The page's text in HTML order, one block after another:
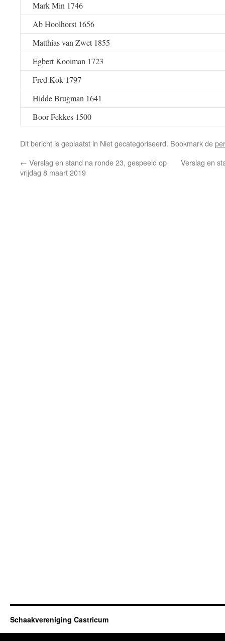
Mark Min 1746
Ab Hoolhorst 1656
Matthias van Zwet 1855
Egbert Kooiman 1723
Fred Kok 1797
Hidde Brugman 1641
Boor Fekkes 1500
Dit bericht is geplaatst in Niet gecategoriseerd. Bookmark de
← Verslag en stand na ronde 23, gespeeld op
vrijdag 8 maart 2019
Verslag en
Schaakvereniging Castricum